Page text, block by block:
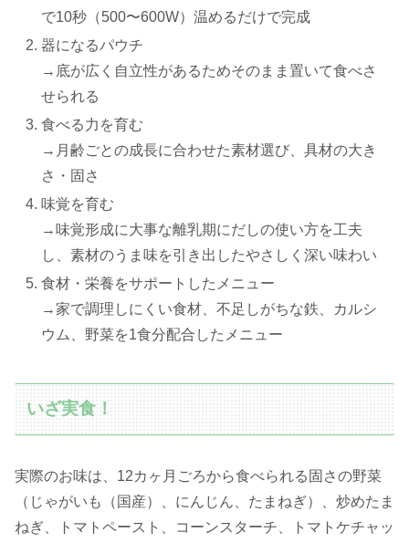
で10秒（500〜600W）温めるだけで完成
器になるパウチ
→底が広く自立性があるためそのまま置いて食べさ
せられる
食べる力を育む
→月齢ごとの成長に合わせた素材選び、具材の大き
さ・固さ
味覚を育む
→味覚形成に大事な離乳期にだしの使い方を工夫
し、素材のうま味を引き出したやさしく深い味わい
食材・栄養をサポートしたメニュー
→家で調理しにくい食材、不足しがちな鉄、カルシ
ウム、野菜を1食分配合したメニュー
いざ実食！
実際のお味は、12カヶ月ごろから食べられる固さの野菜
（じゃがいも（国産）、にんじん、たまねぎ）、炒めたま
ねぎ、トマトペースト、コーンスターチ、トマトケチャッ